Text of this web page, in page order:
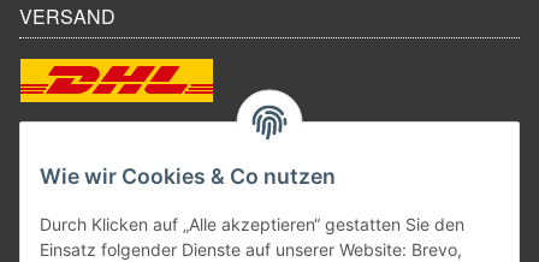
Wie wir Cookies & Co nutzen
Durch Klicken auf „Alle akzeptieren“ gestatten Sie den
Einsatz folgender Dienste auf unserer Website: Brevo,
VERSAND